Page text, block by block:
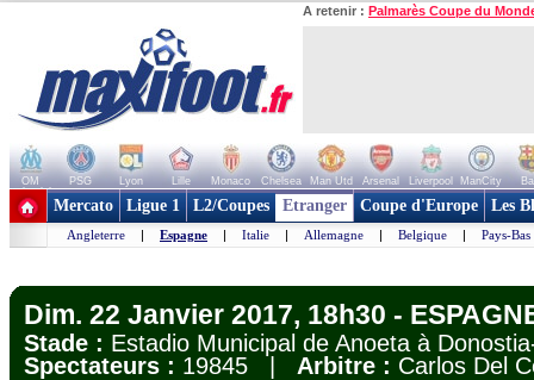
A retenir : Palmarès Coupe du
OM PSG Lyon Lille Monaco Chelsea Man Utd Arsenal Liverpool ManCity
+ de clubs
Mercato Ligue 1 L2/Coupes Etranger Coupe d'Europe Les
Angleterre | Espagne | Italie | Allemagne | Belgique | Pays-Bas
Dim. 22 Janvier 2017, 18h30 -
Stade : Estadio Municipal de Anoeta à
Spectateurs : 19845 | Arbitre : Carlos Del